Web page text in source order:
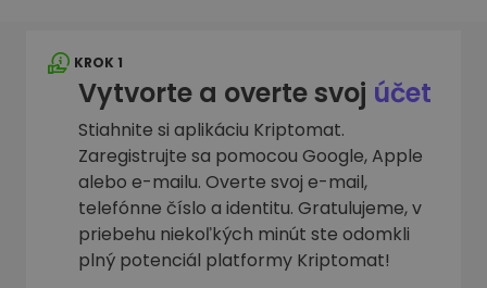
KROK 1
Vytvorte a overte svoj účet
Stiahnite si aplikáciu Kriptomat.
Zaregistrujte sa pomocou Google, Apple
alebo e-mailu. Overte svoj e-mail,
telefónne číslo a identitu. Gratulujeme, v
priebehu niekoľkých minút ste odomkli
plný potenciál platformy Kriptomat!